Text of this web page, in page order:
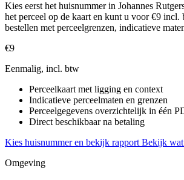
Kies eerst het huisnummer in Johannes
het perceel op de kaart en kunt u voor €9
bestellen met perceelgrenzen, indicatieve
€9
Eenmalig, incl. btw
Perceelkaart met ligging en context
Indicatieve perceelmaten en grenzen
Perceelgegevens overzichtelijk in één
Direct beschikbaar na betaling
Kies huisnummer en bekijk rapport Bekijk
Omgeving